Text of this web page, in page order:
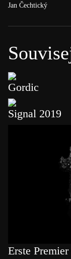
Jan Čechtický
Gordic
Signal 2019
Erste